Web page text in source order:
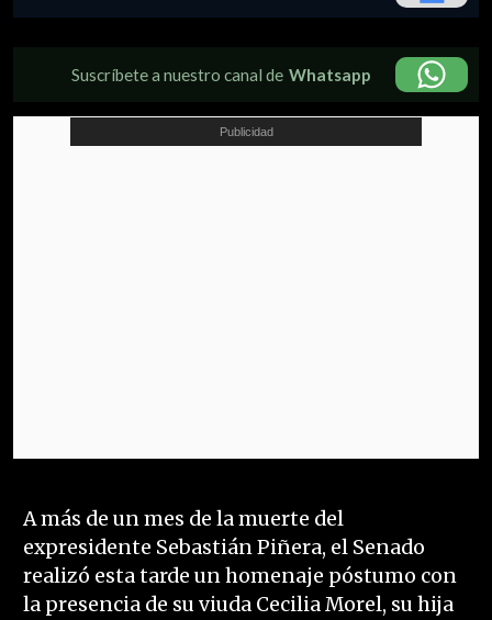
Suscríbete a nuestro canal de Whatsapp
A más de un mes de la muerte del
expresidente Sebastián Piñera, el Senado
realizó esta tarde un homenaje póstumo con
la presencia de su viuda Cecilia Morel, su hija